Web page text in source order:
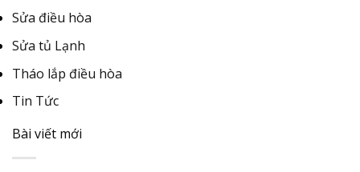
Sửa điều hòa
Sửa tủ Lạnh
Tháo lắp điều hòa
Tin Tức
Bài viết mới